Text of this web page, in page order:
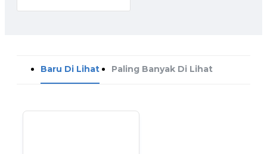
Baru Di Lihat Paling Banyak Di Lihat